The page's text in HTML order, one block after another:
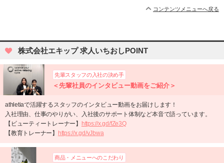
コンテンツメニューへ戻る
株式会社エキップ 求人いちおしPOINT
先輩スタッフの入社の決め手
＜先輩社員のインタビュー動画をご紹介＞
athletiaで活躍するスタッフのインタビュー動画をお届けします！
入社理由、仕事のやりがい、入社後のサポート体制など本音で語っています。
【ビューティートレーナー】
https://x.gd/fZe3Q
【教育トレーナー】
https://x.gd/vJbwa
商品・メニューへのこだわり